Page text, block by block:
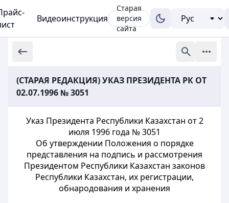
Видеоинструкция
Старая
версия
сайта
(СТАРАЯ РЕДАКЦИЯ) УКАЗ ПРЕЗИДЕНТА РК ОТ
02.07.1996 № 3051
Указ Президента Республики Казахстан от 2
июля 1996 года № 3051
Об утверждении Положения о порядке
представления на подпись и рассмотрения
Президентом Республики Казахстан законов
Республики Казахстан, их регистрации,
обнародования и хранения